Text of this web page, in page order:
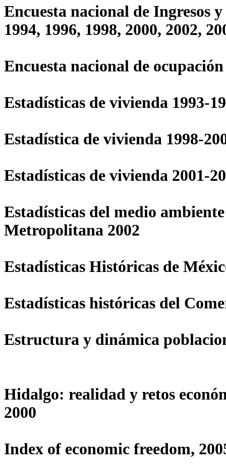
Encuesta nacional de Ingresos
1994, 1996, 1998, 2000, 2002,
Encuesta nacional de
Estadísticas de vivienda 1993-
Estadística de vivienda 1998-
Estadísticas de vivienda 2001-
Estadísticas del medio
Metropolitana 2002
Estadísticas Históricas de
Estadísticas históricas del
Estructura y dinámica
Hidalgo: realidad y retos
2000
Index of economic freedom,